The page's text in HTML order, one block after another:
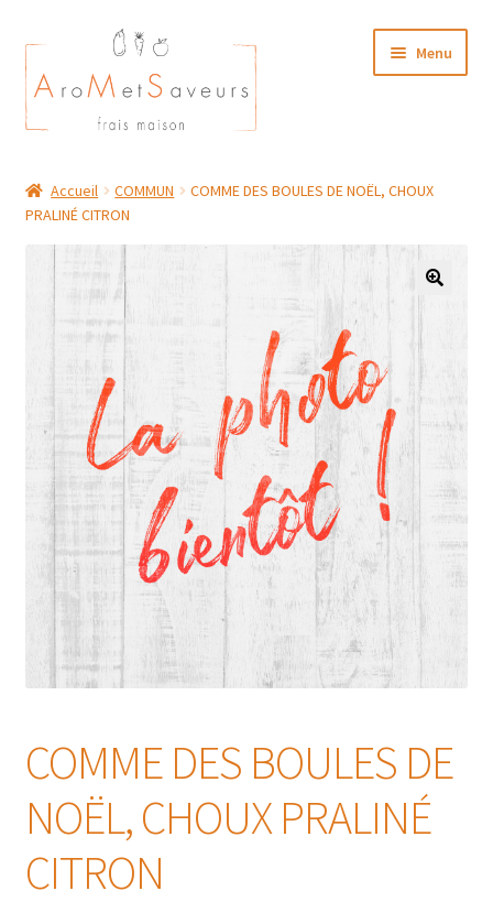
Aller
à
la
navigation
Aller
au
contenu
Menu
Plat du Jour/ Menu Week end
NOS BOUTIQUES
MON COMPTE
Accueil COMMUN
COMME DES BOULES DE NOËL, CHOUX
PRALINÉ CITRON
COMME DES BOULES DE
NOËL, CHOUX PRALINÉ
CITRON